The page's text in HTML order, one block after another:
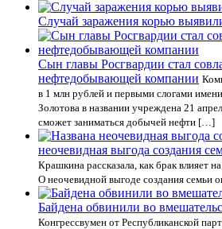
Случай заражения корью
Сын главы Росгвардии стал
нефтедобывающей компании
в 1 млн рублей и первыми слогами
Золотова в названии учреждена 21
сможет заниматься добычей нефти […]
неочевидная выгода создания
Крашкина рассказала, как брак влияет
О неочевидной выгоде создания семьи
Байдена обвинили во
Конгрессвумен от Республиканской